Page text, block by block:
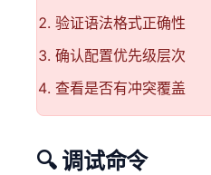
验证语法格式正确性
确认配置优先级层次
查看是否有冲突覆盖
🔍 调试命令